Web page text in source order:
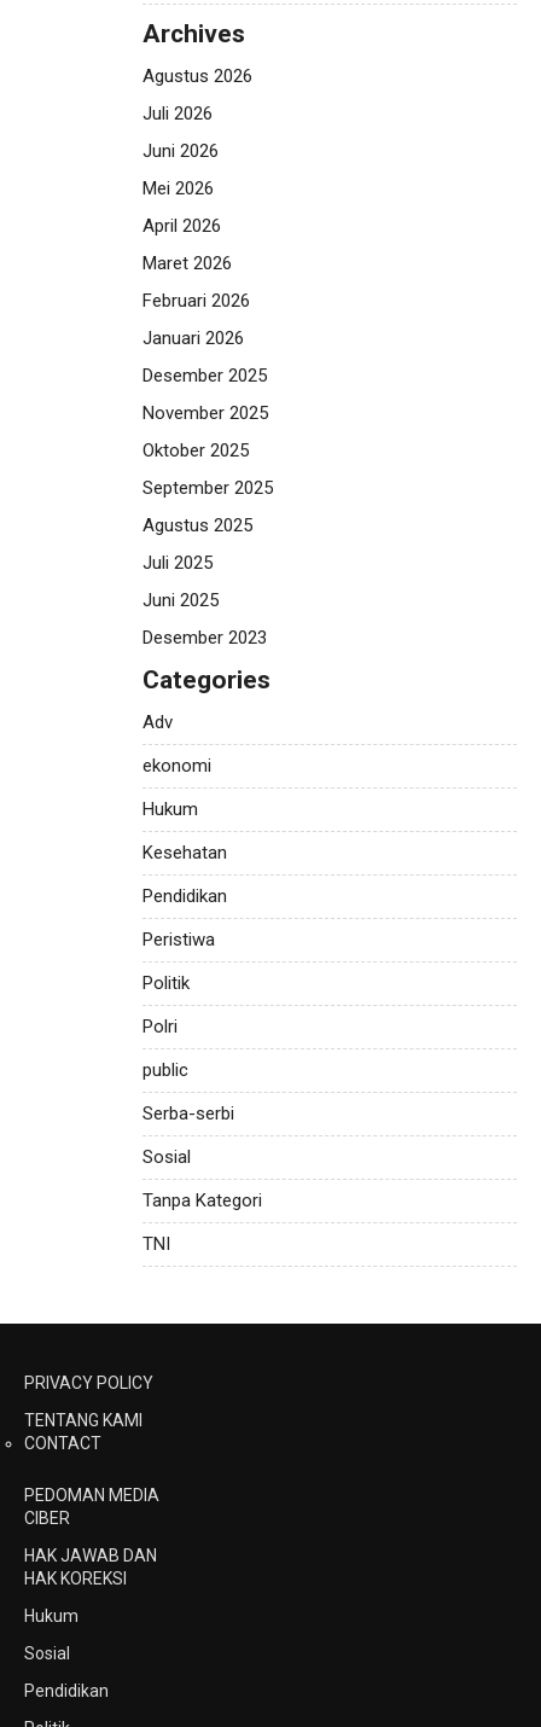
Archives
Agustus 2026
Juli 2026
Juni 2026
Mei 2026
April 2026
Maret 2026
Februari 2026
Januari 2026
Desember 2025
November 2025
Oktober 2025
September 2025
Agustus 2025
Juli 2025
Juni 2025
Desember 2023
Categories
Adv
ekonomi
Hukum
Kesehatan
Pendidikan
Peristiwa
Politik
Polri
public
Serba-serbi
Sosial
Tanpa Kategori
TNI
PRIVACY POLICY
TENTANG KAMI
CONTACT
PEDOMAN MEDIA
CIBER
HAK JAWAB DAN
HAK KOREKSI
Hukum
Sosial
Pendidikan